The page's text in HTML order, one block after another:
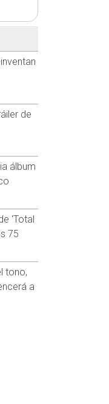
de
álbum
'Total
75
tono,
a